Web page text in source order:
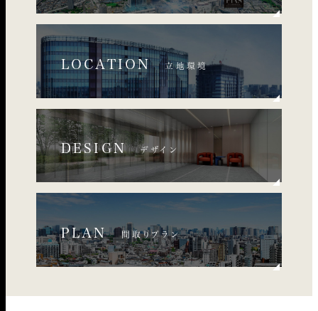
LOCATION 立地環境
DESIGN デザイン
PLAN 間取りプラン